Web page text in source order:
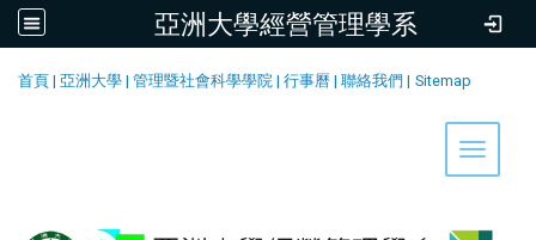
亞洲大學經營管理學系
首頁 | 亞洲大學 | 管理暨社會科學學院 | 行事曆 | 聯絡我們 | Sitemap
Toggle